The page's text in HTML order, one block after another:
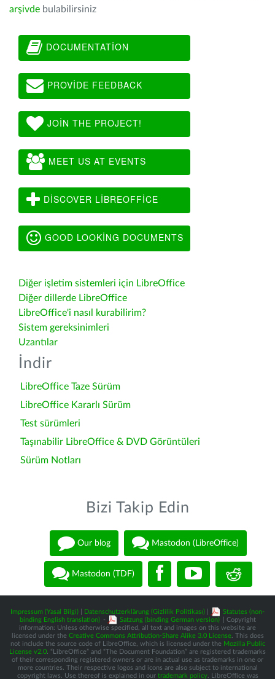
arşivde bulabilirsiniz
DOCUMENTATION
PROVIDE FEEDBACK
JOIN THE PROJECT!
MEET US AT EVENTS
DISCOVER LIBREOFFICE
GOOD LOOKING DOCUMENTS
Diğer işletim sistemleri için LibreOffice
Diğer dillerde LibreOffice
LibreOffice'i nasıl kurabilirim?
Sistem gereksinimleri
Uzantılar
İndir
LibreOffice Taze Sürüm
LibreOffice Kararlı Sürüm
Test sürümleri
Taşınabilir LibreOffice & DVD Görüntüleri
Sürüm Notları
Bizi Takip Edin
Our blog Mastodon (LibreOffice)
Mastodon (TDF)
Impressum (Yasal Bilgi) Datenschutzerklärung (Gizlilik Politikası)
Statutes (non-
binding English translation) - Satzung (binding German version)
| Copyright
information: Unless otherwise specified, all text and images on this website are
licensed under the Creative Commons Attribution-Share Alike 3.0 License. This does
not include the source code of LibreOffice, which is licensed under the Mozilla Public
License v2.0 . “LibreOffice” and “The Document Foundation” are registered trademarks
of their corresponding registered owners or are in actual use as trademarks in one or
more countries. Their respective logos and icons are also subject to international
copyright laws. Use thereof is explained in our trademark policy. LibreOffice was